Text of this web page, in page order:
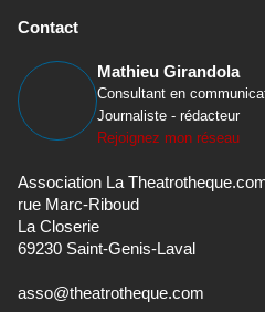
Contact
Mathieu Girandola
Consultant en
Journaliste - rédacteur
Rejoignez mon réseau
Association La
rue Marc-Riboud
La Closerie
69230 Saint-Genis-Laval
asso@theatrotheque.com